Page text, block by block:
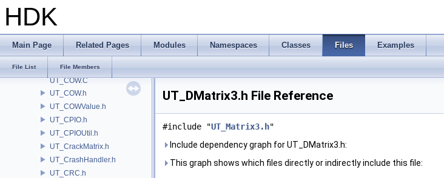
HDK
Main Page Related Pages Modules Namespaces Classes Files Examples
File List File Members
UT_Convex.h
UT_CoordSpace.h
UT_CoordSpaceImpl.h
UT_CovarianceMatrix.h
UT_COW.C
UT_COW.h
UT_COWValue.h
UT_CPIO.h
UT_CPIOUtil.h
UT_CrackMatrix.h
UT_CrashHandler.h
UT_CRC.h
UT_DMatrix3.h File Reference
#include "UT_Matrix3.h"
Include dependency graph for UT_DMatrix3.h:
This graph shows which files directly or indirectly include this file: